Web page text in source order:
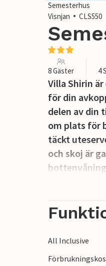
Semesterhus
Visnjan
CLS550
8 Gäster 4
Villa Shirin
för din
delen av din
om plats för
täckt
och skoj är
tredje och
All Inclusive